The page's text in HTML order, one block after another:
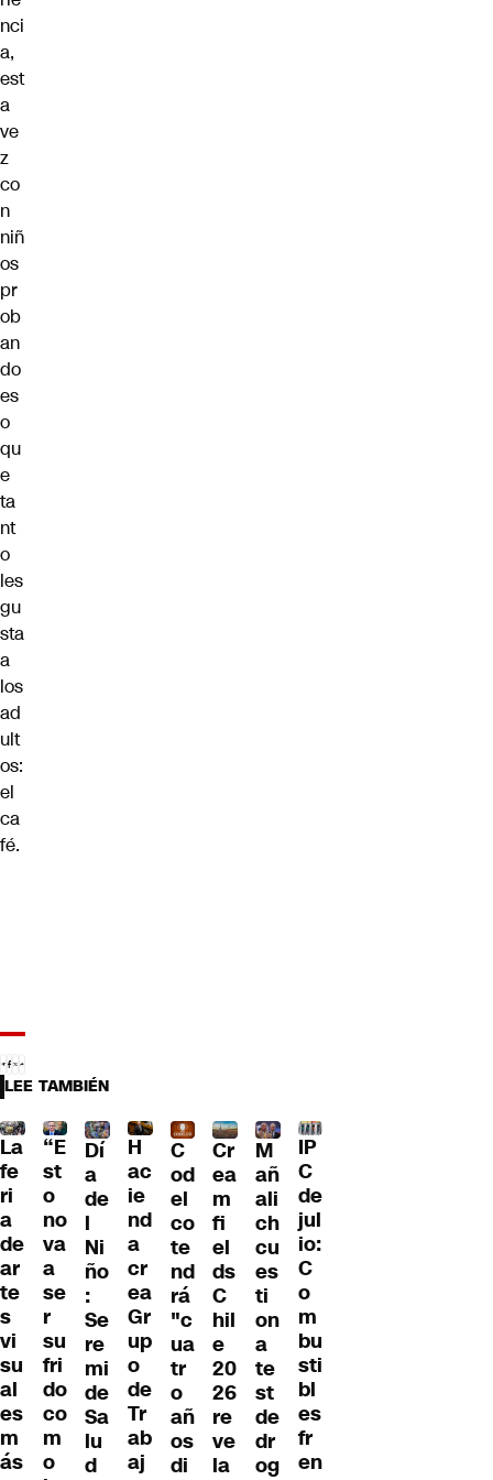
nci
a,
est
a
ve
z
co
n
niñ
os
pr
ob
an
do
es
o
qu
e
ta
nt
o
les
gu
sta
a
los
ad
ult
os:
el
ca
fé.
LEE TAMBIÉN
La
fe
ri
a
de
ar
te
s
vi
su
al
es
m
ás
“E
st
o
no
va
a
se
r
su
fri
do
co
m
o
Dí
a
de
l
Ni
ño
:
Se
re
mi
de
Sa
lu
d
H
ac
ie
nd
a
cr
ea
Gr
up
o
de
Tr
ab
aj
C
od
el
co
te
nd
rá
"c
ua
tr
o
añ
os
di
Cr
ea
m
fi
el
ds
C
hil
e
20
26
re
ve
la
M
añ
ali
ch
cu
es
ti
on
a
te
st
de
dr
og
IP
C
de
jul
io:
C
o
m
bu
sti
bl
es
fr
en